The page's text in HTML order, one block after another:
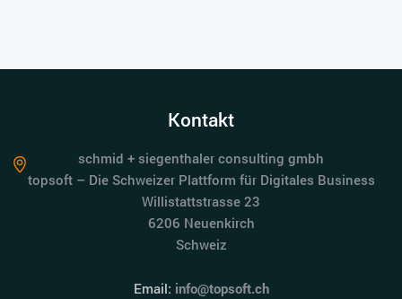
Kontakt
schmid + siegenthaler consulting gmbh
topsoft – Die Schweizer Plattform für Digitales Business
Willistattstrasse 23
6206 Neuenkirch
Schweiz
Email: info@topsoft.ch